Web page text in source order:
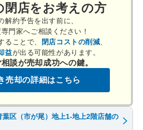
閉店をお考えの方
解約予告を出す前に、
門家へご相談ください！
ることで、 閉店コストの削減
益が出る可能性があります。
談が売却成功への鍵。
売却の詳細はこちら
葉区（市が尾）地上1-地上2階店舗の